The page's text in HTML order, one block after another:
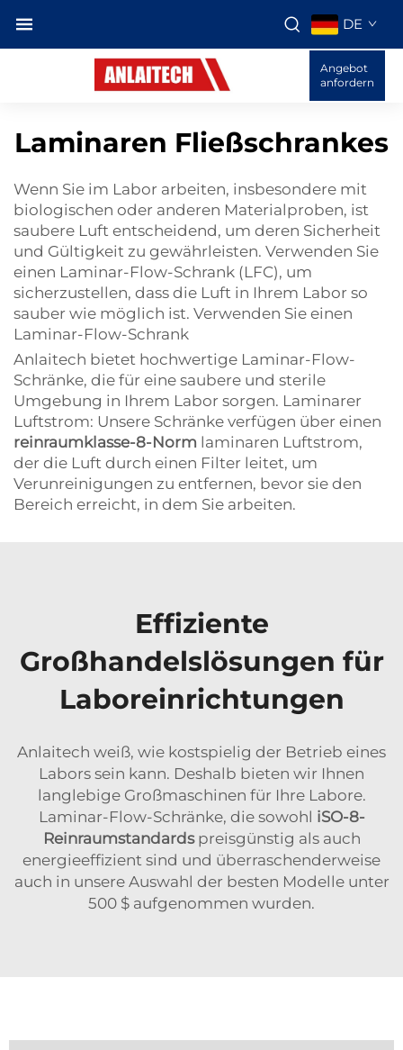
DE
Angebot
anfordern
Laminaren Fließschrankes
Wenn Sie im Labor arbeiten, insbesondere mit
biologischen oder anderen Materialproben, ist
saubere Luft entscheidend, um deren Sicherheit
und Gültigkeit zu gewährleisten. Verwenden Sie
einen Laminar-Flow-Schrank (LFC), um
sicherzustellen, dass die Luft in Ihrem Labor so
sauber wie möglich ist. Verwenden Sie einen
Laminar-Flow-Schrank
Anlaitech bietet hochwertige Laminar-Flow-
Schränke, die für eine saubere und sterile
Umgebung in Ihrem Labor sorgen. Laminarer
Luftstrom: Unsere Schränke verfügen über einen
reinraumklasse-8-Norm laminaren Luftstrom,
der die Luft durch einen Filter leitet, um
Verunreinigungen zu entfernen, bevor sie den
Bereich erreicht, in dem Sie arbeiten.
Effiziente
Großhandelslösungen für
Laboreinrichtungen
Anlaitech weiß, wie kostspielig der Betrieb eines
Labors sein kann. Deshalb bieten wir Ihnen
langlebige Großmaschinen für Ihre Labore.
Laminar-Flow-Schränke, die sowohl iSO-8-
Reinraumstandards preisgünstig als auch
energieeffizient sind und überraschenderweise
auch in unsere Auswahl der besten Modelle unter
500 $ aufgenommen wurden.